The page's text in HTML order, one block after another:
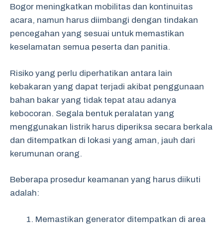
Bogor meningkatkan mobilitas dan kontinuitas
acara, namun harus diimbangi dengan tindakan
pencegahan yang sesuai untuk memastikan
keselamatan semua peserta dan panitia.
Risiko yang perlu diperhatikan antara lain
kebakaran yang dapat terjadi akibat penggunaan
bahan bakar yang tidak tepat atau adanya
kebocoran. Segala bentuk peralatan yang
menggunakan listrik harus diperiksa secara berkala
dan ditempatkan di lokasi yang aman, jauh dari
kerumunan orang.
Beberapa prosedur keamanan yang harus diikuti
adalah:
Memastikan generator ditempatkan di area